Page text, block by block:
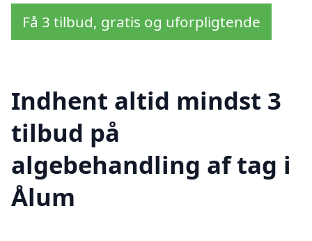
Få 3 tilbud, gratis og uforpligtende
Indhent altid mindst 3
tilbud på
algebehandling af tag i
Ålum